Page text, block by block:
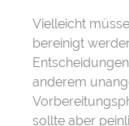
Vielleicht
bereinigt
anderem
sollte aber